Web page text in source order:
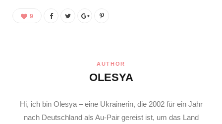
9
AUTHOR
OLESYA
Hi, ich bin Olesya – eine Ukrainerin, die 2002 für ein Jahr
nach Deutschland als Au-Pair gereist ist, um das Land